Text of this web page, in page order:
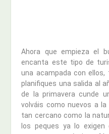
Ahora que empieza el
encanta este tipo de
una acampada con
planifiques una salida al
de la primavera cunde
volváis como nuevos a
tan cercano como la
los peques ya lo exigen